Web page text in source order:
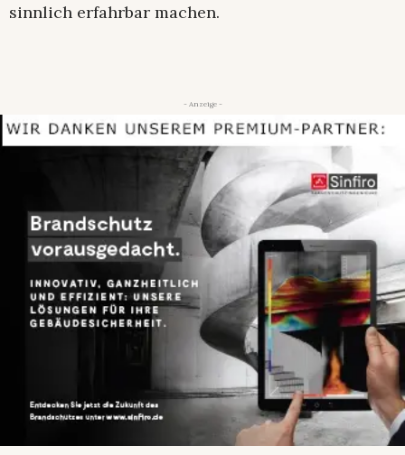
sinnlich erfahrbar machen.
- Anzeige -